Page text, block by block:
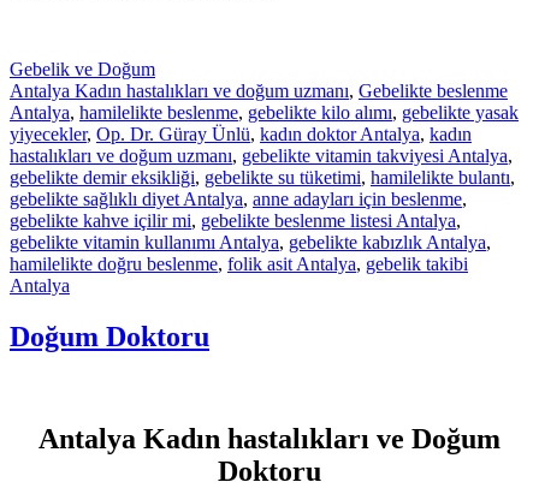
Gebelik ve Doğum
Antalya Kadın hastalıkları ve doğum uzmanı, Gebelikte beslenme
Antalya, hamilelikte beslenme, gebelikte kilo alımı, gebelikte yasak
yiyecekler, Op. Dr. Güray Ünlü, kadın doktor Antalya, kadın
hastalıkları ve doğum uzmanı, gebelikte vitamin takviyesi Antalya,
gebelikte demir eksikliği, gebelikte su tüketimi, hamilelikte bulantı,
gebelikte sağlıklı diyet Antalya, anne adayları için beslenme,
gebelikte kahve içilir mi, gebelikte beslenme listesi Antalya,
gebelikte vitamin kullanımı Antalya, gebelikte kabızlık Antalya,
hamilelikte doğru beslenme, folik asit Antalya, gebelik takibi
Antalya
Doğum Doktoru
Antalya Kadın hastalıkları ve Doğum
Doktoru